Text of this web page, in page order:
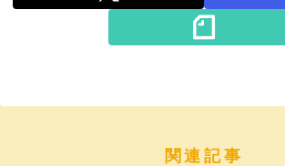
関連記事